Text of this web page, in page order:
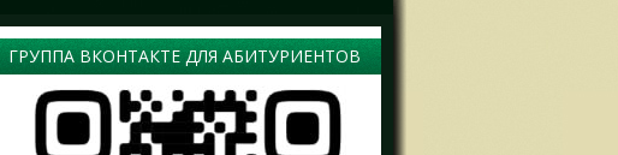
ГРУППА ВКОНТАКТЕ ДЛЯ АБИТУРИЕНТОВ